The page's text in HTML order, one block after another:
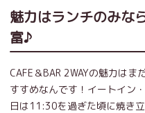
魅力はランチのみな
富♪
CAFE＆BAR 2WAYの魅力は
すすめなんです！イートイン
日は11:30を過ぎた頃に焼き